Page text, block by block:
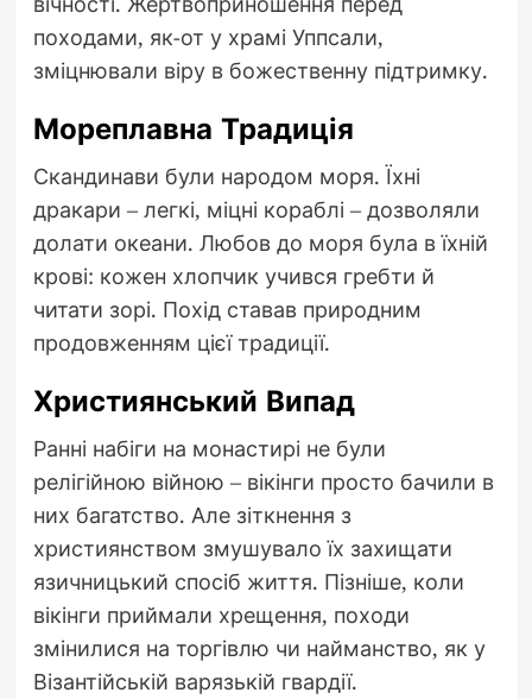
походами, як-от у храмі Уппсали,
зміцнювали віру в божественну підтримку.
Мореплавна Традиція
Скандинави були народом моря. Їхні
дракари – легкі, міцні кораблі – дозволяли
долати океани. Любов до моря була в їхній
крові: кожен хлопчик учився гребти й
читати зорі. Похід ставав природним
продовженням цієї традиції.
Християнський Випад
Ранні набіги на монастирі не були
релігійною війною – вікінги просто бачили в
них багатство. Але зіткнення з
християнством змушувало їх захищати
язичницький спосіб життя. Пізніше, коли
вікінги приймали хрещення, походи
змінилися на торгівлю чи найманство, як у
Візантійській варязькій гвардії.